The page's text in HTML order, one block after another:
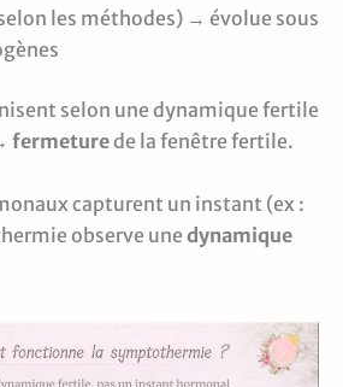
les méthodes) → évolue sous
selon une dynamique fertile
fermeturede la fenêtre fertile.
capturent un instant (ex :
observe une dynamique